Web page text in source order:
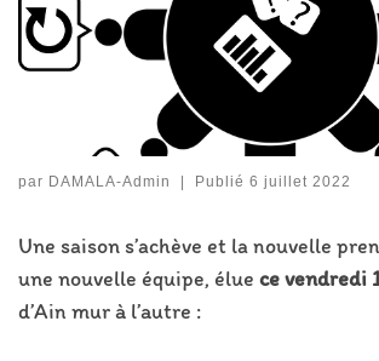
par DAMALA-Admin Publié 6 juillet 2022
Une saison s’achève et la nouvelle
une nouvelle équipe, élue ce vendredi
d’Ain mur à l’autre :